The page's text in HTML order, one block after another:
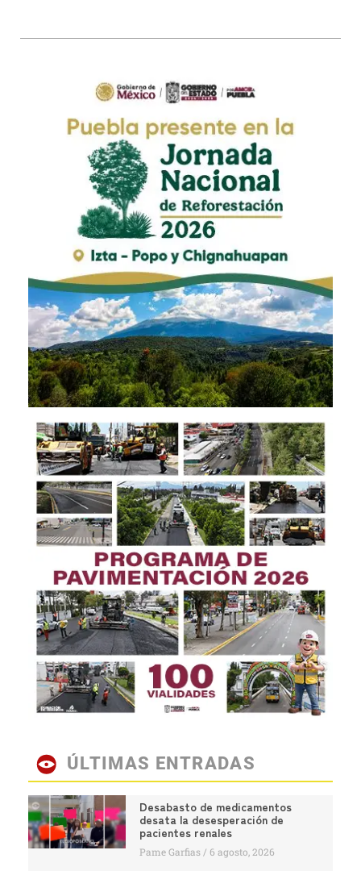
ÚLTIMAS ENTRADAS
Desabasto de medicamentos
desata la desesperación de
pacientes renales
Pame Garfias 6 agosto, 2026